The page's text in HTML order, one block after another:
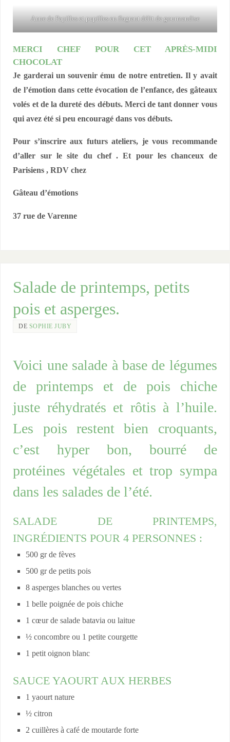
Anne de Papilles et pupilles en flagrant délit de gourmandise
MERCI CHEF POUR CET APRÈS-MIDI
CHOCOLAT
Je garderai un souvenir ému de notre entretien. Il y avait
de l’émotion dans cette évocation de l’enfance, des gâteaux
volés et de la dureté des débuts. Merci de tant donner vous
qui avez été si peu encouragé dans vos débuts.
Pour s’inscrire aux futurs ateliers, je vous recommande
d’aller sur le site du chef . Et pour les chanceux de
Parisiens , RDV chez
Gâteau d’émotions
37 rue de Varenne
Salade de printemps, petits
pois et asperges.
DE SOPHIE JUBY
Voici une salade à base de légumes
de printemps et de pois chiche
juste réhydratés et rôtis à l’huile.
Les pois restent bien croquants,
c’est hyper bon, bourré de
protéines végétales et trop sympa
dans les salades de l’été.
SALADE DE PRINTEMPS,
INGRÉDIENTS POUR 4 PERSONNES :
500 gr de fèves
500 gr de petits pois
8 asperges blanches ou vertes
1 belle poignée de pois chiche
1 cœur de salade batavia ou laitue
½ concombre ou 1 petite courgette
1 petit oignon blanc
SAUCE YAOURT AUX HERBES
1 yaourt nature
½ citron
2 cuillères à café de moutarde forte